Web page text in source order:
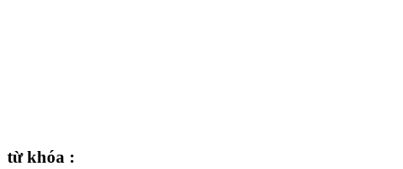
từ khóa :